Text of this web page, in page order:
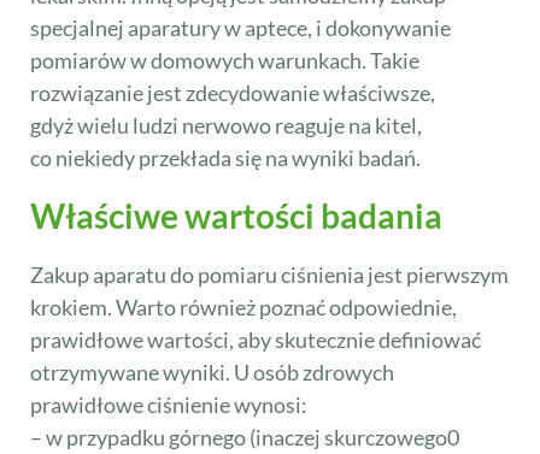
specjalnej aparatury w aptece, i dokonywanie
pomiarów w domowych warunkach. Takie
rozwiązanie jest zdecydowanie właściwsze,
gdyż wielu ludzi nerwowo reaguje na kitel,
co niekiedy przekłada się na wyniki badań.
Właściwe wartości badania
Zakup aparatu do pomiaru ciśnienia jest pierwszym
krokiem. Warto również poznać odpowiednie,
prawidłowe wartości, aby skutecznie definiować
otrzymywane wyniki. U osób zdrowych
prawidłowe ciśnienie wynosi:
– w przypadku górnego (inaczej skurczowego0